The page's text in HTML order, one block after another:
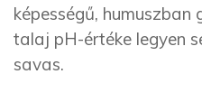
képességű,
talaj pH-értéke legyen
savas.